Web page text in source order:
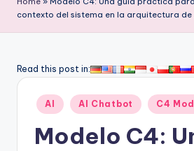
N
t
contexto del sistema en la arquitectura
Read this post in:
Publicado
en
AI AI Chatbot C4
Modelo C4: